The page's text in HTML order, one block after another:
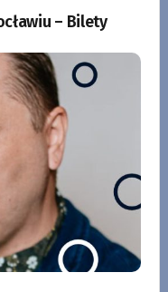
– Bilety